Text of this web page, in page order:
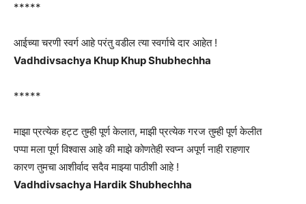
*****
आईच्या चरणी स्वर्ग आहे परंतु वडील त्या स्वर्गाचे दार आहेत !
Vadhdivsachya Khup Khup Shubhechha
*****
माझा प्रत्येक हट्ट तुम्ही पूर्ण केलात, माझी प्रत्येक गरज तुम्ही पूर्ण केलीत
पप्पा मला पूर्ण विश्वास आहे की माझे कोणतेही स्वप्न अपूर्ण नाही राहणार
कारण तुमचा आशीर्वाद सदैव माझ्या पाठीशी आहे !
Vadhdivsachya Hardik Shubhechha